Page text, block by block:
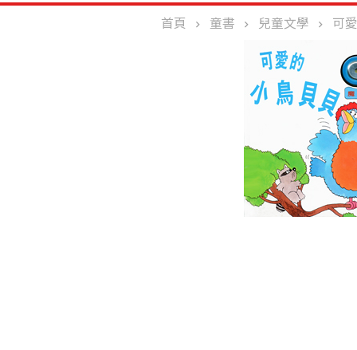
首頁 童書 兒童文學 可